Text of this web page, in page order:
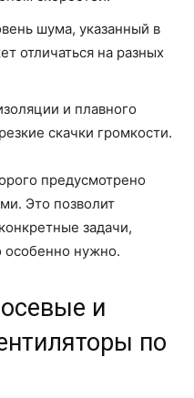
шума, указанный в
отличаться на разных
и плавного
скачки громкости.
предусмотрено
Это позволит
задачи,
особенно нужно.
и
по